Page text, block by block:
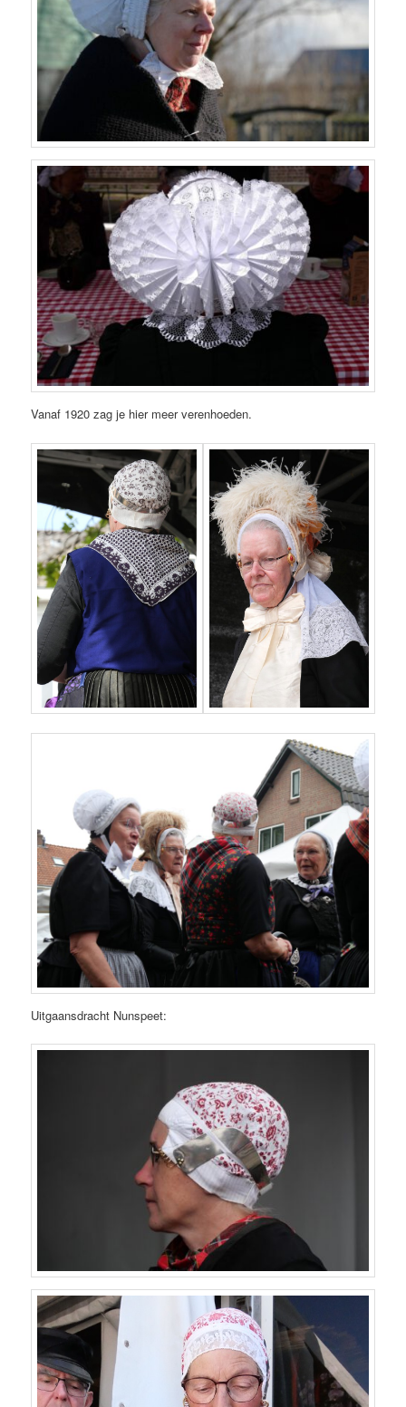
Vanaf 1920 zag je hier meer verenhoeden.
Uitgaansdracht Nunspeet: